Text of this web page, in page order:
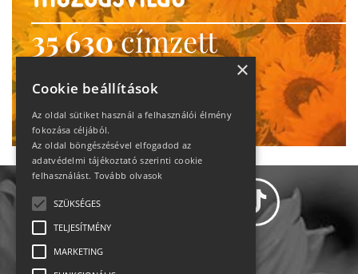
35 630címzett
heti motiváció
Ne maradj le!
×
Cookie beállítások
Az oldal sütiket használ a felhasználói élmény
fokozása céljából.
Az oldal böngészésével elfogadod az
adatvédelmi tájékoztató szerinti cookie
felhasználást. Tovább olvasok
SZÜKSÉGES
TELJESÍTMÉNY
MARKETING